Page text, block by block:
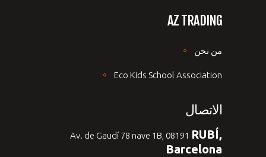
AZ TRADING
من نحن
Eco Kids School Association
الاتصال
Av. de Gaudí 78 nave 1B, 08191 RUBÍ,
Barcelona